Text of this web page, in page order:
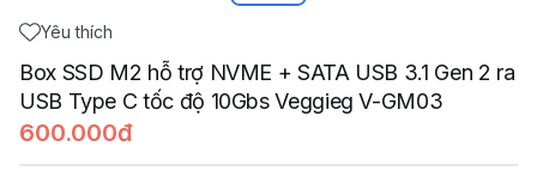
Yêu thích
Box SSD M2 hỗ trợ NVME + SATA USB 3.1 Gen 2 ra
USB Type C tốc độ 10Gbs Veggieg V-GM03
600.000đ